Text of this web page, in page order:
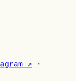
↗ ·